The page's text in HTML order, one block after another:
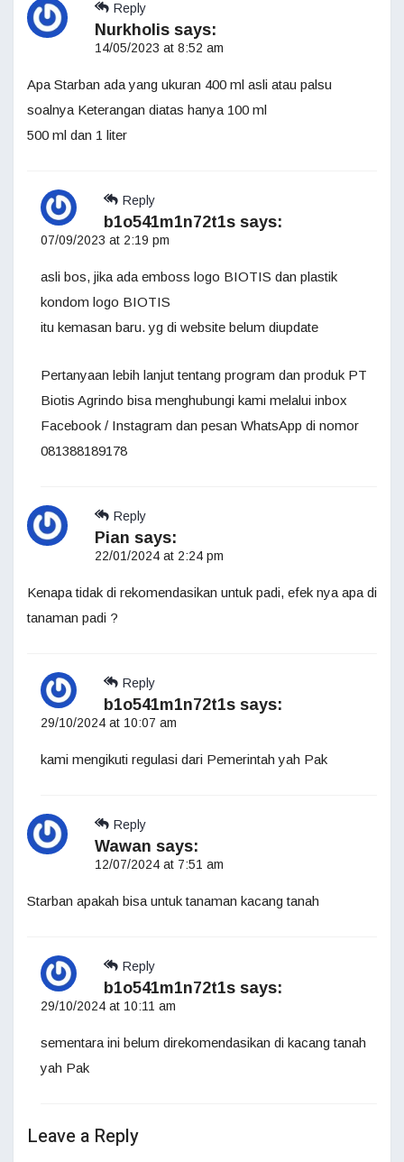
Reply
Nurkholis says:
14/05/2023 at 8:52 am
Apa Starban ada yang ukuran 400 ml asli atau palsu
soalnya Keterangan diatas hanya 100 ml
500 ml dan 1 liter
Reply
b1o541m1n72t1s says:
07/09/2023 at 2:19 pm
asli bos, jika ada emboss logo BIOTIS dan plastik
kondom logo BIOTIS
itu kemasan baru. yg di website belum diupdate
Pertanyaan lebih lanjut tentang program dan produk PT
Biotis Agrindo bisa menghubungi kami melalui inbox
Facebook / Instagram dan pesan WhatsApp di nomor
081388189178
Reply
Pian says:
22/01/2024 at 2:24 pm
Kenapa tidak di rekomendasikan untuk padi, efek nya apa di
tanaman padi ?
Reply
b1o541m1n72t1s says:
29/10/2024 at 10:07 am
kami mengikuti regulasi dari Pemerintah yah Pak
Reply
Wawan says:
12/07/2024 at 7:51 am
Starban apakah bisa untuk tanaman kacang tanah
Reply
b1o541m1n72t1s says:
29/10/2024 at 10:11 am
sementara ini belum direkomendasikan di kacang tanah
yah Pak
Leave a Reply